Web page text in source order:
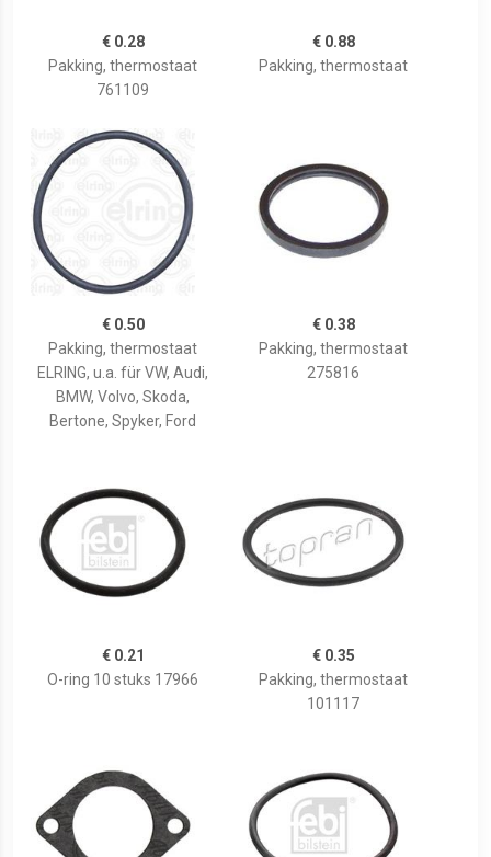
€ 0.28
Pakking, thermostaat
761109
€ 0.88
Pakking, thermostaat
€ 0.50
Pakking, thermostaat
ELRING, u.a. für VW, Audi,
BMW, Volvo, Skoda,
Bertone, Spyker, Ford
€ 0.38
Pakking, thermostaat
275816
€ 0.21
O-ring 10 stuks 17966
€ 0.35
Pakking, thermostaat
101117